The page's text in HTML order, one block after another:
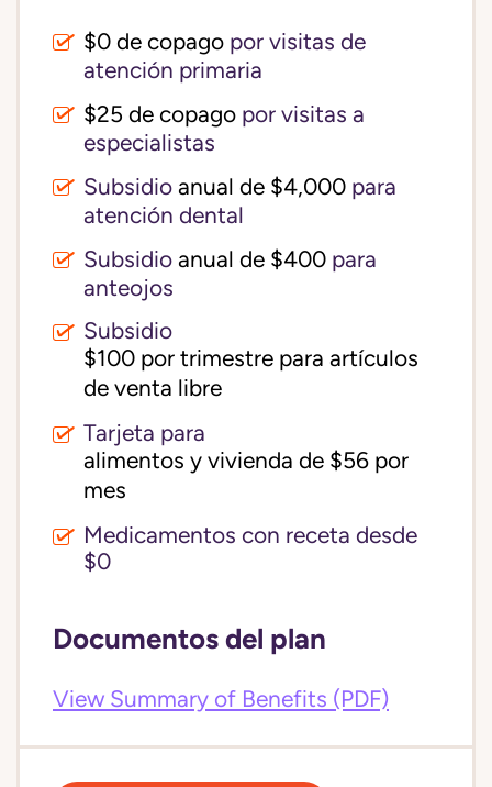
$0 de copago por visitas de
atención primaria
$25 de copago por visitas a
especialistas
Subsidio anual de $4,000 para
atención dental
Subsidio anual de $400 para
anteojos
Subsidio
$100 por trimestre para artículos
de venta libre
Tarjeta para
alimentos y vivienda de $56 por
mes
Medicamentos con receta desde
$0
Documentos del plan
View Summary of Benefits (PDF)